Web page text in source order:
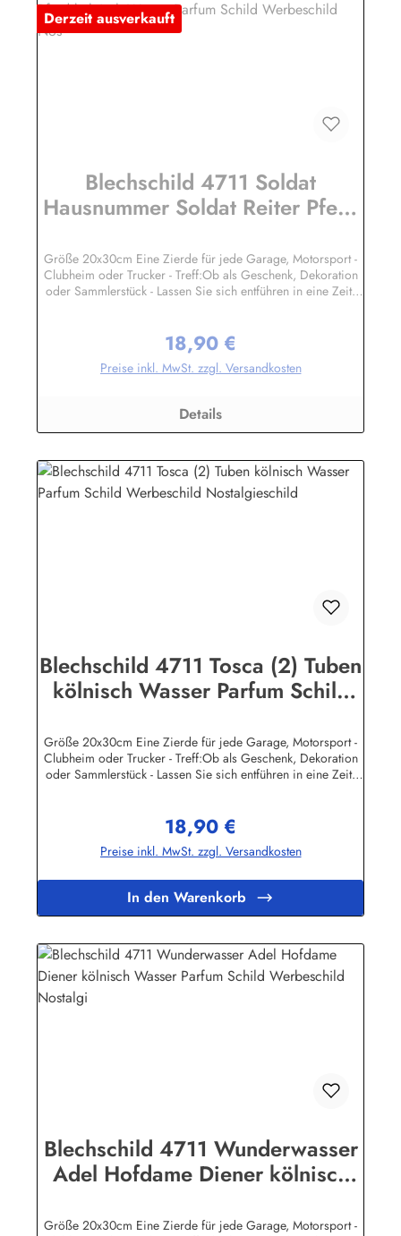
Derzeit ausverkauft
Blechschild 4711 Soldat
Hausnummer Soldat Reiter Pferd
Werbeschild Nos
Größe 20x30cm Eine Zierde für jede Garage, Motorsport -
Clubheim oder Trucker - Treff:Ob als Geschenk, Dekoration
oder Sammlerstück - Lassen Sie sich entführen in eine Zeit,
Ihren Freunden eine dekorative Erinnerung an die gute alte
Zeit!Unsere Blechschilder sind in Super-Qualität aus
hochwertigem Metall (Stahlblech) gefertigt. Die Oberflächen
garantiert.Wir verkaufen nur original lizensierte
Werbeschilder. Herstellerinformationen:Heart of Ireland
Plakat-Industrie BPPM GmbHPorschestr. 921423 Winsen
Regulärer Preis:
18,90 €
Preise inkl. MwSt. zzgl. Versandkosten
Details
Blechschild 4711 Tosca (2) Tuben
kölnisch Wasser Parfum Schild
Größe 20x30cm Eine Zierde für jede Garage, Motorsport -
Clubheim oder Trucker - Treff:Ob als Geschenk, Dekoration
oder Sammlerstück - Lassen Sie sich entführen in eine Zeit,
Ihren Freunden eine dekorative Erinnerung an die gute alte
Zeit!Unsere Blechschilder sind in Super-Qualität aus
hochwertigem Metall (Stahlblech) gefertigt. Die Oberflächen
garantiert.Wir verkaufen nur original lizensierte
Werbeschilder. Herstellerinformationen:Heart of Ireland
Plakat-Industrie BPPM GmbHPorschestr. 921423 Winsen
Regulärer Preis:
18,90 €
Preise inkl. MwSt. zzgl. Versandkosten
In den Warenkorb
Blechschild 4711 Wunderwasser
Adel Hofdame Diener kölnisch
Werbeschild Nostalgi
Größe 20x30cm Eine Zierde für jede Garage, Motorsport -